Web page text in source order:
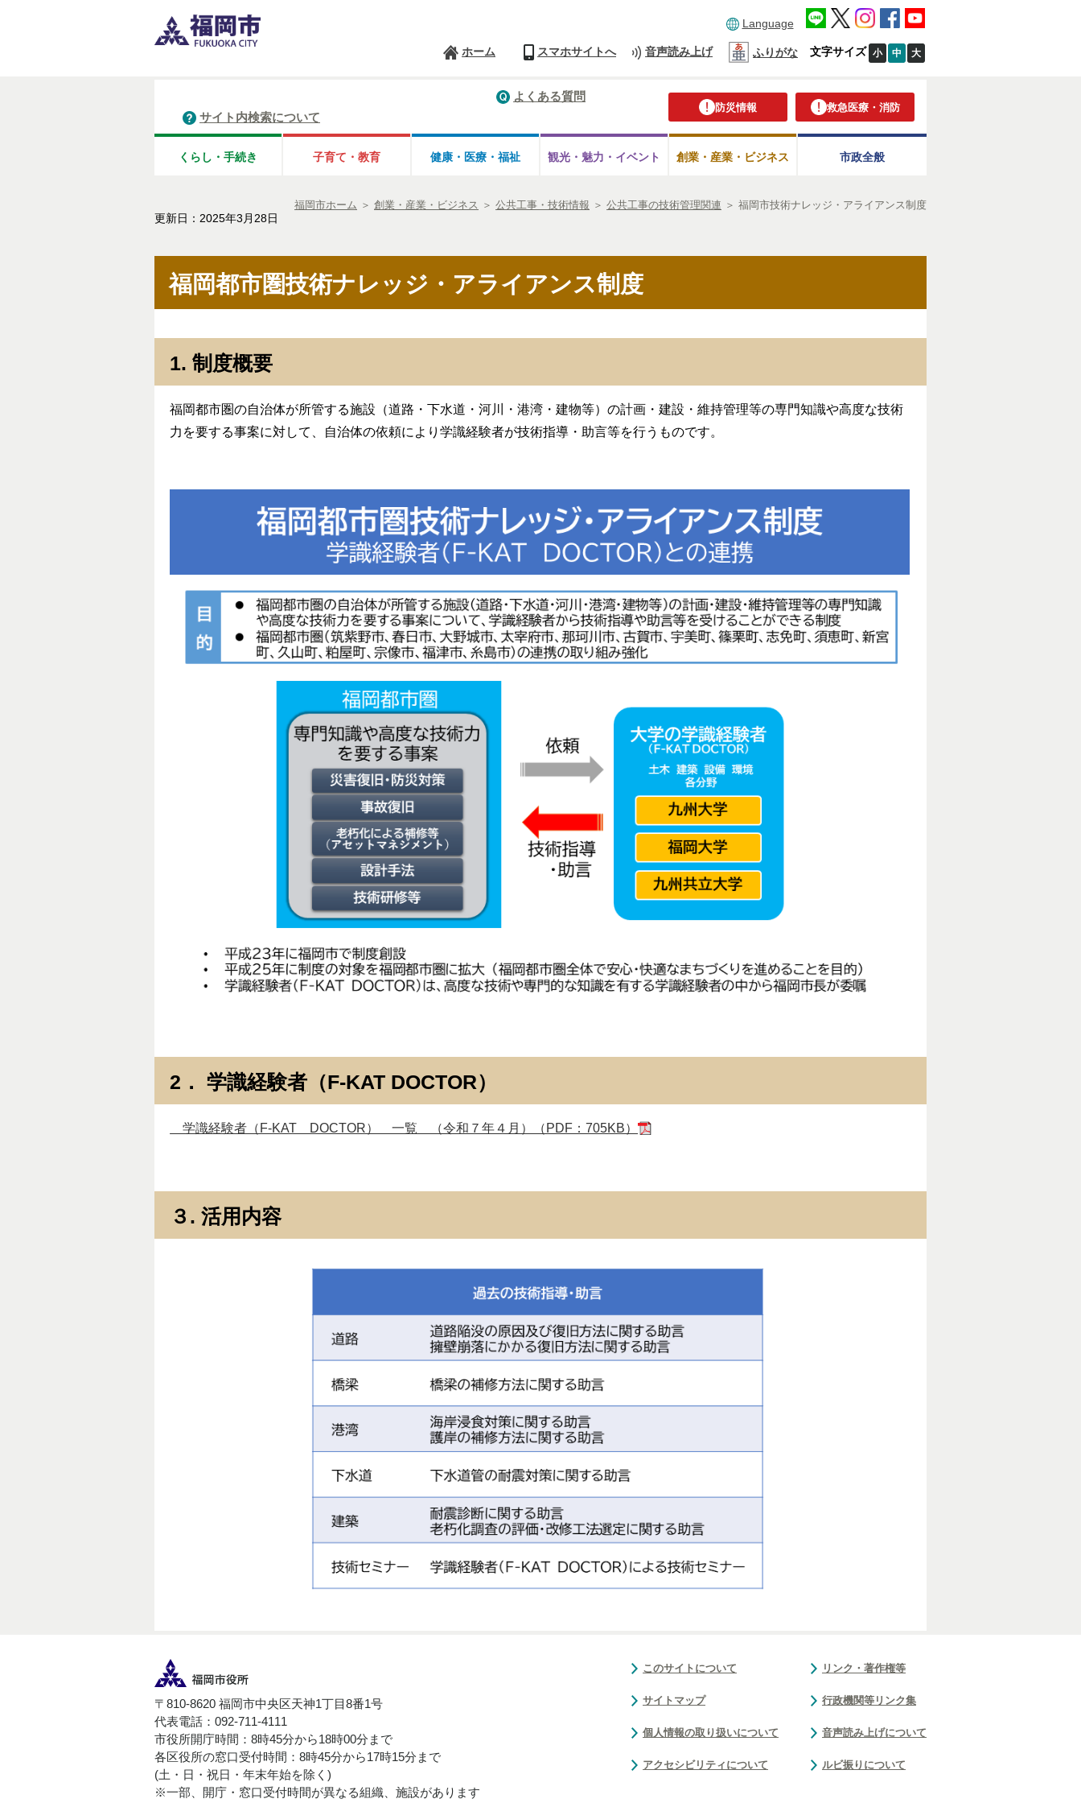
Language
ホーム スマホサイトへ 音声読み上げ ふりがな 文字サイズ 小 中 大
防災情報 救急医療・消防
よくある質問
サイト内検索について
くらし・手続き 子育て・教育 健康・医療・ 福祉 観光・魅力・ イベント 創業・産業・ビジネス 市政全般
福岡市ホーム ＞ 創業・産業・ビジネス ＞ 公共工事・技術情報 ＞ 公共工事の技術管理関連 ＞ 福岡市技術ナレッジ・アライアンス制度
更新日：2025年3月28日
福岡都市圏技術ナレッジ・アライアンス制度
1. 制度概要
福岡都市圏の自治体が所管する施設（道路・下水道・河川・港湾・建物等）の計画・建設・維持管理等の専門知識や高度な技術
力を要する事案に対して、自治体の依頼により学識経験者が技術指導・助言等を行うものです。
2． 学識経験者（F-KAT DOCTOR）
学識経験者（F-KAT DOCTOR） 一覧 （令和７年４月）（PDF：705KB）
３. 活用内容
〒810-8620 福岡市中央区天神1丁目8番1号
代表電話：092-711-4111
市役所開庁時間：8時45分から18時00分まで
各区役所の窓口受付時間：8時45分から17時15分まで
(土・日・祝日・年末年始を除く)
※一部、開庁・窓口受付時間が異なる組織、施設があります
このサイトについて
サイトマップ
個人情報の取り扱いについて
アクセシビリティについて
リンク・著作権等
行政機関等リンク集
音声読み上げについて
ルビ振りについて